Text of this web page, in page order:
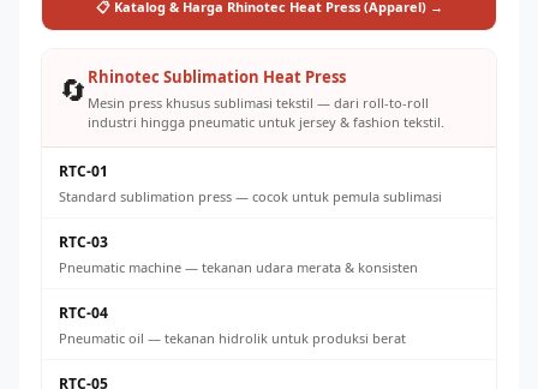
📋 Katalog & Harga Rhinotec Heat Press (Apparel) →
🔄 Rhinotec Sublimation Heat Press
Mesin press khusus sublimasi tekstil — dari roll-to-roll
industri hingga pneumatic untuk jersey & fashion tekstil.
RTC-01
Standard sublimation press — cocok untuk pemula sublimasi
RTC-03
Pneumatic machine — tekanan udara merata & konsisten
RTC-04
Pneumatic oil — tekanan hidrolik untuk produksi berat
RTC-05